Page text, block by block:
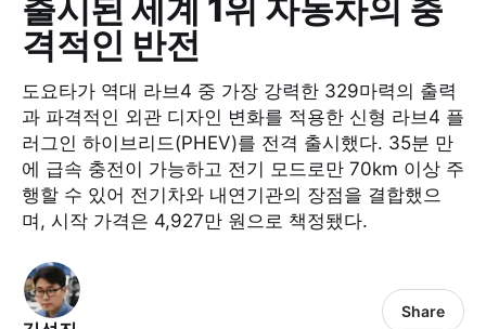
출시된 세계 1위 자동차의 충
격적인 반전
도요타가 역대 라브4 중 가장 강력한 329마력의 출력
과 파격적인 외관 디자인 변화를 적용한 신형 라브4 플
러그인 하이브리드(PHEV)를 전격 출시했다. 35분 만
에 급속 충전이 가능하고 전기 모드로만 70km 이상 주
행할 수 있어 전기차와 내연기관의 장점을 결합했으
며, 시작 가격은 4,927만 원으로 책정됐다.
Share